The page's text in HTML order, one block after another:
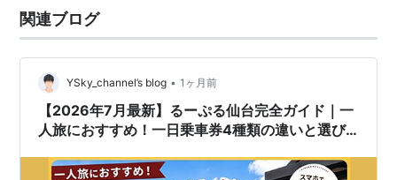
関連ブログ
YSky_channel’s blog • 1ヶ月前
【2026年7月最新】るーぷる仙台完全ガイド｜一
人旅におすすめ！一日乗車券4種類の違いと選び